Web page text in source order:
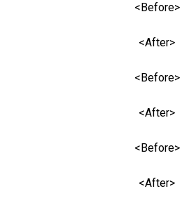
<Before>
<After>
<Before>
<After>
<Before>
<After>